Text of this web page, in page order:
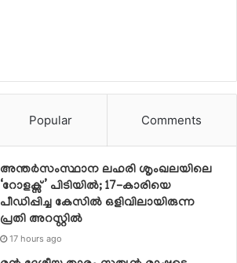
Popular Comments
അന്തർസംസ്ഥാന ലഹരി ശൃംഖലയിലെ
‘റോളക്സ്’ പിടിയിൽ; 17-കാരിയെ
പീഡിപ്പിച്ച കേസിൽ ഒളിവിലായിരുന്ന
പ്രതി അറസ്റ്റിൽ
17 hours ago